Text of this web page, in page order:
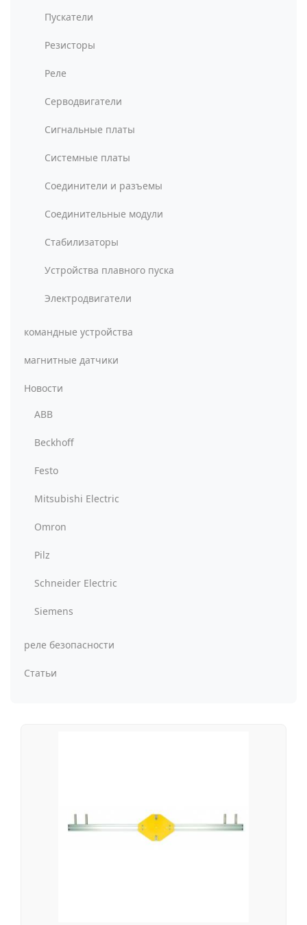
Пускатели
Резисторы
Реле
Серводвигатели
Сигнальные платы
Системные платы
Соединители и разъемы
Соединительные модули
Стабилизаторы
Устройства плавного пуска
Электродвигатели
командные устройства
магнитные датчики
Новости
ABB
Beckhoff
Festo
Mitsubishi Electric
Omron
Pilz
Schneider Electric
Siemens
реле безопасности
Статьи